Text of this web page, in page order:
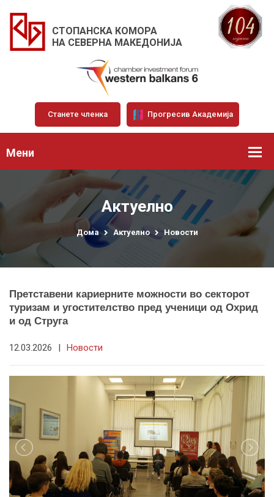
СТОПАНСКА КОМОРА
НА СЕВЕРНА МАКЕДОНИЈА
Станете членка Прогресив Академија
Мени
Актуелно
Дома Актуелно Новости
Претставени кариерните можности во секторот
туризам и угостителство пред ученици од Охрид
и од Струга
12.03.2026 | Новости